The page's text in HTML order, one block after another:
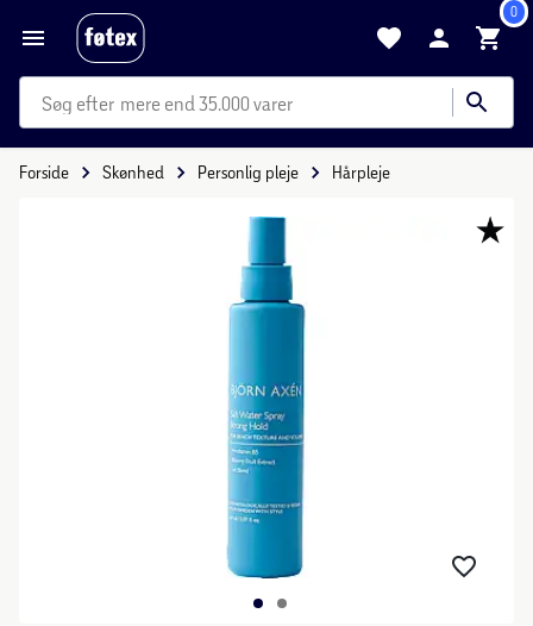
0
mere end 35.000 varer
Forside Skønhed Personlig pleje Hårpleje